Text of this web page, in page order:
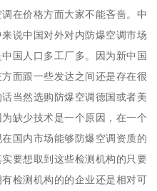
在价格方面大家不能吝啬。中
说中国对外对内防爆空调市场
国人口多工厂多。因为新中国
面跟一些发达之间还是存在很
当然选购防爆空调德国或者美
缺少技术是一个原因，在一个
国内市场能够防爆空调资质的
要想取到这些检测机构的只要
检测机构的的企业还是相对可